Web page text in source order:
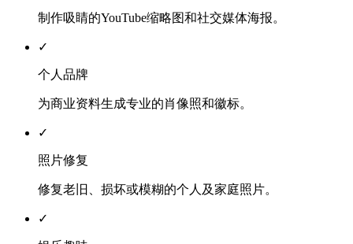
制作吸睛的YouTube缩略图和社交媒体海报。
✓
个人品牌
为商业资料生成专业的肖像照和徽标。
✓
照片修复
修复老旧、损坏或模糊的个人及家庭照片。
✓